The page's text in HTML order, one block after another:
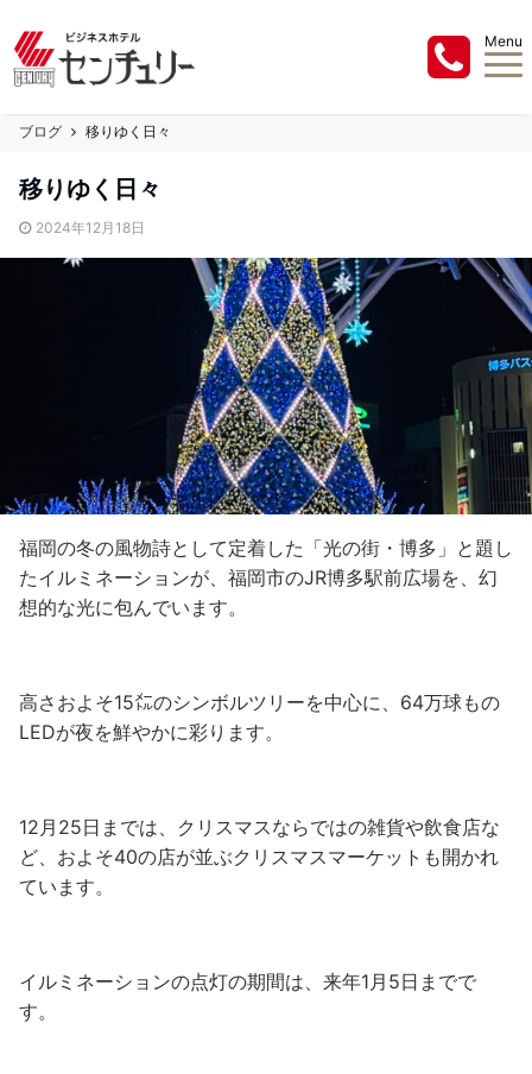
Menu
ブログ 移りゆく日々
移りゆく日々
2024年12月18日
福岡の冬の風物詩として定着した「光の街・博多」と題し
たイルミネーションが、福岡市のJR博多駅前広場を、幻
想的な光に包んでいます。
高さおよそ15㍍のシンボルツリーを中心に、64万球もの
LEDが夜を鮮やかに彩ります。
12月25日までは、クリスマスならではの雑貨や飲食店な
ど、およそ40の店が並ぶクリスマスマーケットも開かれ
ています。
イルミネーションの点灯の期間は、来年1月5日までで
す。